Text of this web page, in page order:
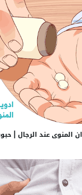
المنوى عند الرجال |